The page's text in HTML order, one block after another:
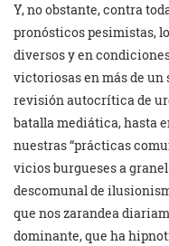
Y, no obstante, contra
pronósticos pesimistas,
diversos y en
victoriosas en más de un
revisión autocrítica de
batalla mediática, hasta
nuestras “prácticas
vicios burgueses a
descomunal de
que nos zarandea
dominante, que ha